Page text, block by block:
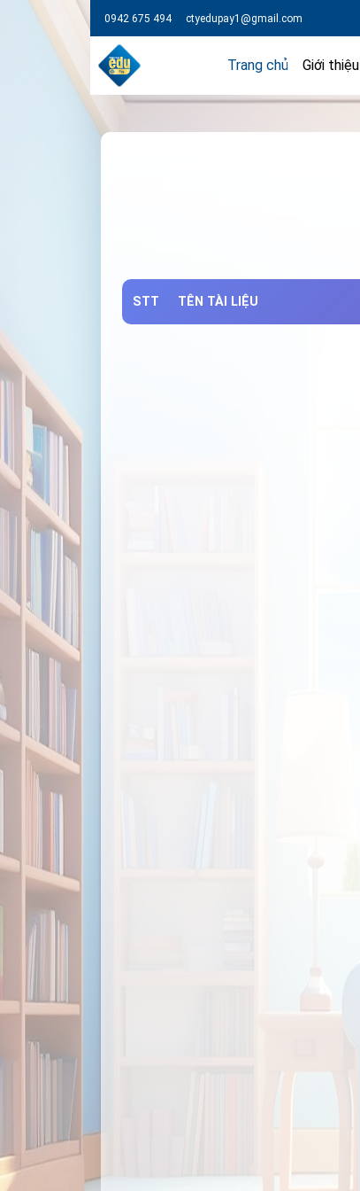
0942 675 494 ctyedupay1@gmail.com
Trang chủ Giới thiệu
STT TÊN TÀI LIỆU